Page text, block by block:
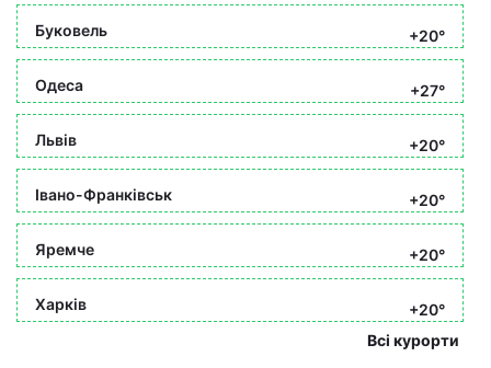
Буковель +20°
Одеса +27°
Львів +20°
Івано-Франківськ +20°
Яремче +20°
Харків
+20°
Всі курорти